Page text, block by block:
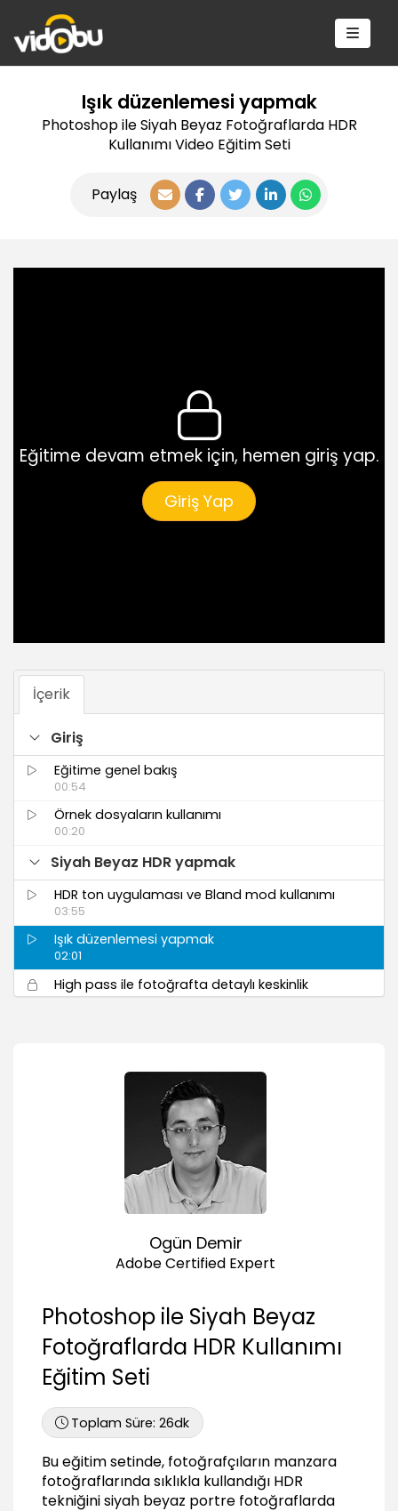
Işık düzenlemesi yapmak
Photoshop ile Siyah Beyaz Fotoğraflarda HDR
Kullanımı Video Eğitim Seti
Paylaş
Eğitime devam etmek için, hemen giriş yap.
Giriş Yap
İçerik
Giriş
Eğitime genel bakış
00:54
Örnek dosyaların kullanımı
00:20
Siyah Beyaz HDR yapmak
HDR ton uygulaması ve Bland mod kullanımı
03:55
Işık düzenlemesi yapmak
02:01
High pass ile fotoğrafta detaylı keskinlik
sağlamak
Rötuş ile kusurlardan kurtulmak
HDR Düzenlemeleri
Çekilen fotoğraflarda HDR dönüştürme ve
düzenleme yapmak
HDR fotoğraflarda noise’nin kullanmak
HDR fotoğraflarda renk düzenlemeleri yapmak
04:02
Sonuç
Sonuç
00:24
Ogün Demir
Adobe Certified Expert
Photoshop ile Siyah Beyaz
Fotoğraflarda HDR Kullanımı
Eğitim Seti
Toplam Süre:26dk
Bu eğitim setinde, fotoğrafçıların manzara
fotoğraflarında sıklıkla kullandığı HDR
tekniğini siyah beyaz portre fotoğraflarda